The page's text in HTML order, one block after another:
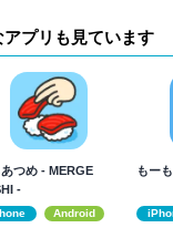
プリも見ています
つめ - MERGE
-
Android
もー